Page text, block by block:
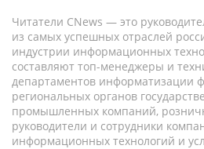
Читатели CNews — это
из самых успешных отраслей
индустрии информационных
составляют топ-менеджеры и
департаментов информатизации
региональных органов
промышленных компаний,
руководители и сотрудники
информационных технологий и